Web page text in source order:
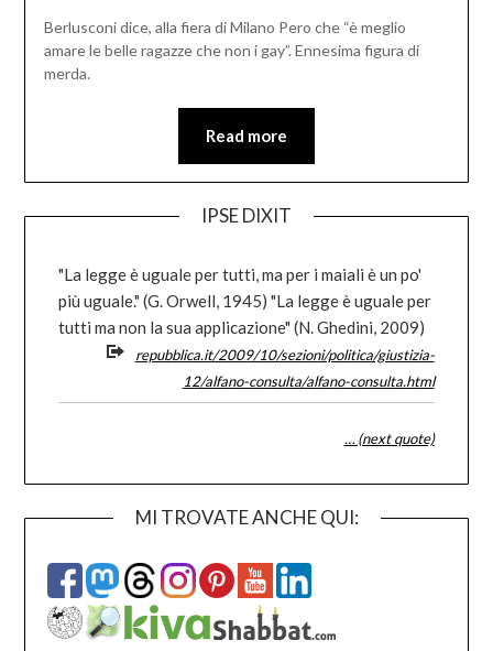
Berlusconi dice, alla fiera di Milano Pero che “è meglio
amare le belle ragazze che non i gay”. Ennesima figura di
merda.
Read more
IPSE DIXIT
"La legge è uguale per tutti, ma per i maiali è un po'
più uguale." (G. Orwell, 1945) "La legge è uguale per
tutti ma non la sua applicazione" (N. Ghedini, 2009)
repubblica.it/2009/10/sezioni/politica/giustizia-
12/alfano-consulta/alfano-consulta.html
… (next quote)
MI TROVATE ANCHE QUI: